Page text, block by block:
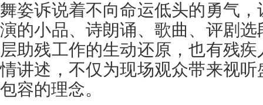
舞姿诉说着不向命运低头的勇气
演的小品、诗朗诵、歌曲、评剧
层助残工作的生动还原，也有残
情讲述，不仅为现场观众带来视
包容的理念。